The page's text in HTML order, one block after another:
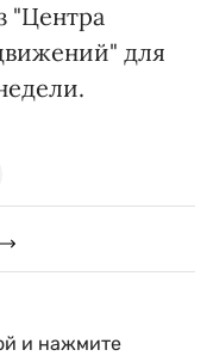
"Центра
для
и нажмите